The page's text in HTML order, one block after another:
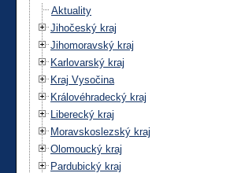
Aktuality
Jihočeský kraj
Jihomoravský kraj
Karlovarský kraj
Kraj Vysočina
Královéhradecký kraj
Liberecký kraj
Moravskoslezský kraj
Olomoucký kraj
Pardubický kraj